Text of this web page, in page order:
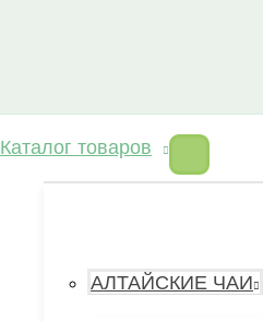
Каталог товаров
АЛТАЙСКИЕ ЧАИ